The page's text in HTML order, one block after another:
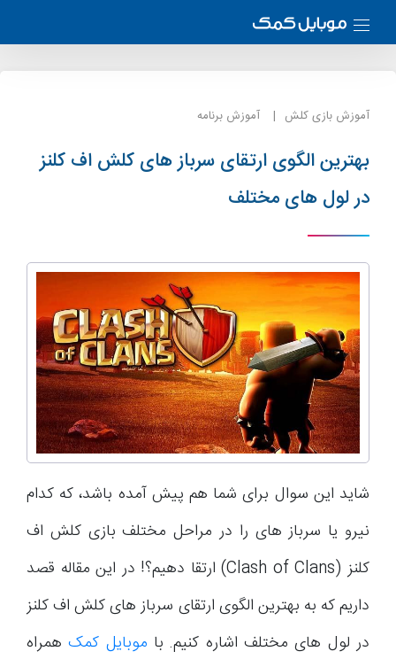
آموزش بازی کلش آموزش برنامه
بهترین الگوی ارتقای سرباز های کلش اف کلنز
در لول های مختلف
شاید این سوال برای شما هم پیش آمده باشد، که کدام
نیرو یا سرباز های را در مراحل مختلف بازی کلش اف
کلنز (Clash of Clans) ارتقا دهیم؟! در این مقاله قصد
داریم که به بهترین الگوی ارتقای سرباز های کلش اف کلنز
در لول های مختلف اشاره کنیم. با موبایل کمکهمراه